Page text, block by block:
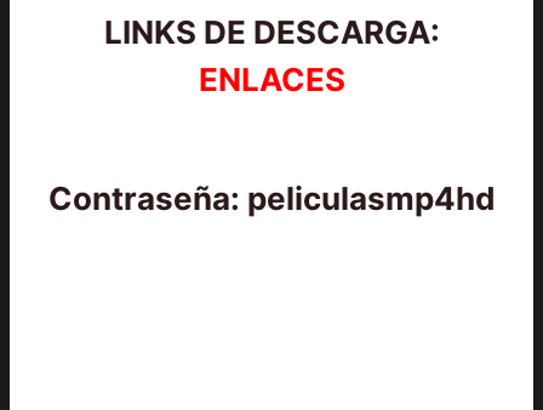
LINKS DE DESCARGA:
ENLACES
Contraseña: peliculasmp4hd